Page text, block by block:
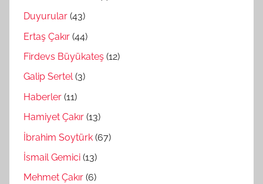
Duyurular (43)
Ertaş Çakır (44)
Firdevs Büyükateş (12)
Galip Sertel(3)
Haberler (11)
Hamiyet Çakır (13)
İbrahim Soytürk (67)
İsmail Gemici (13)
Mehmet Çakır (6)